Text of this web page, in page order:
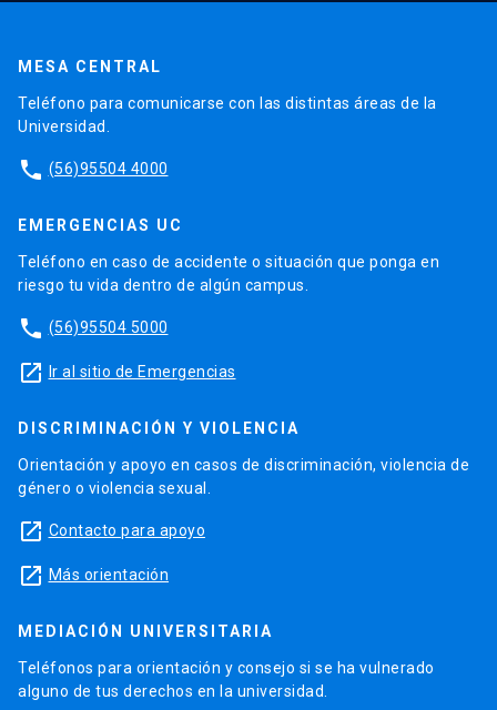
MESA CENTRAL
Teléfono para comunicarse con las distintas áreas de la
Universidad.
phone (56)95504 4000
EMERGENCIAS UC
Teléfono en caso de accidente o situación que ponga en
riesgo tu vida dentro de algún campus.
phone (56)95504 5000
launch Ir al sitio de Emergencias
DISCRIMINACIÓN Y VIOLENCIA
Orientación y apoyo en casos de discriminación, violencia de
género o violencia sexual.
launch Contacto para apoyo
launch Más orientación
MEDIACIÓN UNIVERSITARIA
Teléfonos para orientación y consejo si se ha vulnerado
alguno de tus derechos en la universidad.